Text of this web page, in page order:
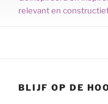
relevant en
BLIJF OP DE